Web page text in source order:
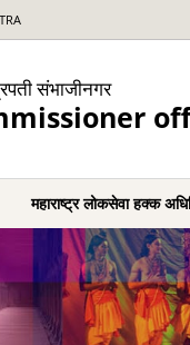
संभाजीनगर
महाराष्ट्र लोकसेवा हक्क